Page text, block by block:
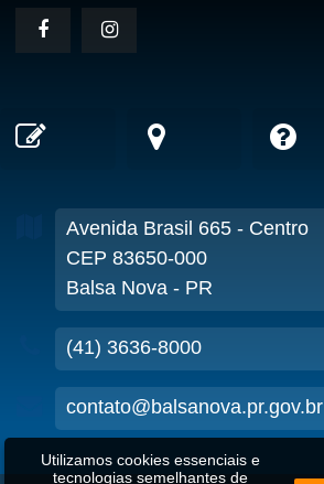
Avenida Brasil 665 - Centro
CEP 83650-000
Balsa Nova - PR
(41) 3636-8000
contato@balsanova.pr.gov.br
Utilizamos cookies essenciais e
tecnologias semelhantes de